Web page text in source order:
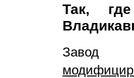
Так,
Завод